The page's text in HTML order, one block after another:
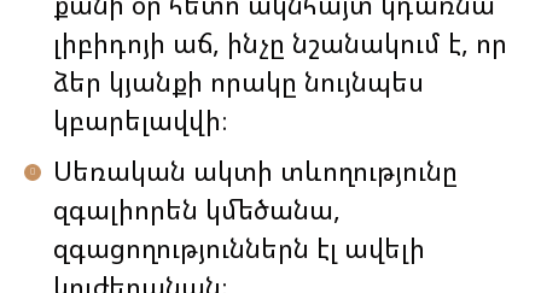
լիբիդոյի աճ, ինչը նշանակում է, որ
ձեր կյանքի որակը նույնպես
կբարելավվի։
Սեռական ակտի տևողությունը
զգալիորեն կմեծանա,
զգացողություններն էլ ավելի